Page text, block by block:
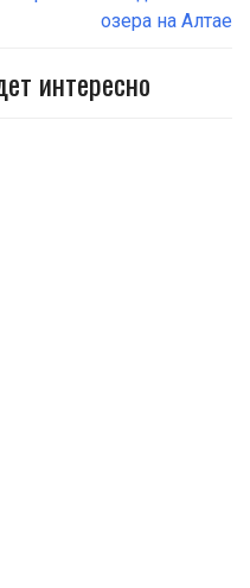
озера на Алтае
интересно